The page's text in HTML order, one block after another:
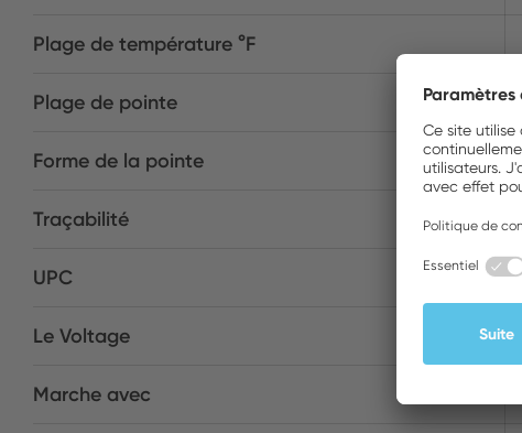
Plage de température °F
Plage de pointe
Forme de la pointe
Traçabilité
UPC
Le Voltage
Marche avec